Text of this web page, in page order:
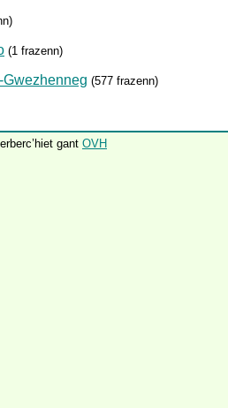
(1 frazenn)
Gwezhenneg (577 frazenn)
gant OVH